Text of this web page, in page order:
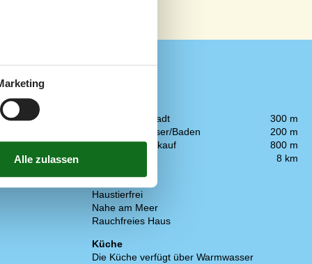
Die nächste Stadt
300 m
Entf. zum Wasser/Baden
200 m
Entfernung Einkauf
800 m
8 km
Konzepte
Haustierfrei
Nahe am Meer
Rauchfreies Haus
Küche
Die Küche verfügt über Warmwasser